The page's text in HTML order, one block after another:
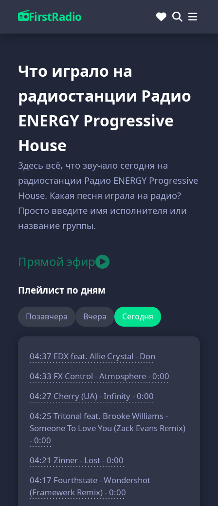
FirstRadio
Что играло на
радиостанции Радио
ENERGY Progressive
House
Здесь всё, что звучало сегодня на
радиостанции Радио ENERGY Progressive
House. Какая песня играла на радио?
Просто введите имя исполнителя или
название группы.
Прямой эфир
Плейлист по дням
Позавчера Вчера Сегодня
04:37 EDX feat. Allie Crystal - Don
04:33 FX Control - Atmosphere - 0:00
04:27 Cherry (UA) - Infinity - 0:00
04:25 Tritonal feat. Brooke Williams -
Someone To Love You (Zack Evans Remix)
- 0:00
04:21 Zinner - Lost - 0:00
04:17 Fourthstate - Wondershot
(Framewerk Remix) - 0:00